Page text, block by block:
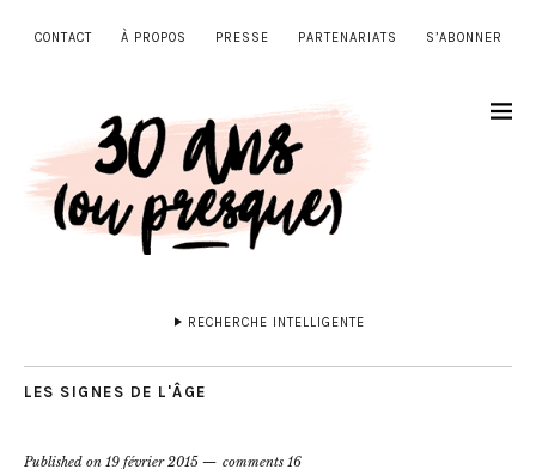
CONTACT À PROPOS PRESSE PARTENARIATS S’ABONNER
RECHERCHE INTELLIGENTE
LES SIGNES DE L'ÂGE
Published on 19 février 2015 comments 16